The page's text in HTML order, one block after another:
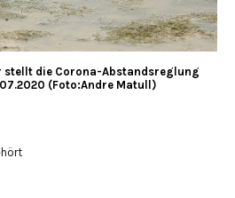
stellt die Corona-Abstandsreglung
(Foto:Andre Matull)